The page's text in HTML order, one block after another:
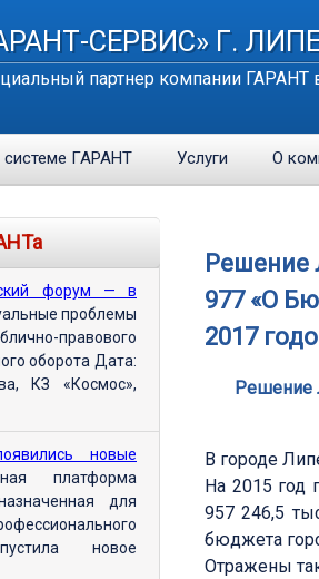
СЕРВИС» Г.
партнер компании ГАРАНТ
ГАРАНТ Услуги О
Решение
977 «О
2017
Решение
В городе
На 2015 год
957 246,5
бюджета
Отражены
форум — в
проблемы
правового
оборота Дата:
КЗ «Космос»,
новые
платформа
для
новое